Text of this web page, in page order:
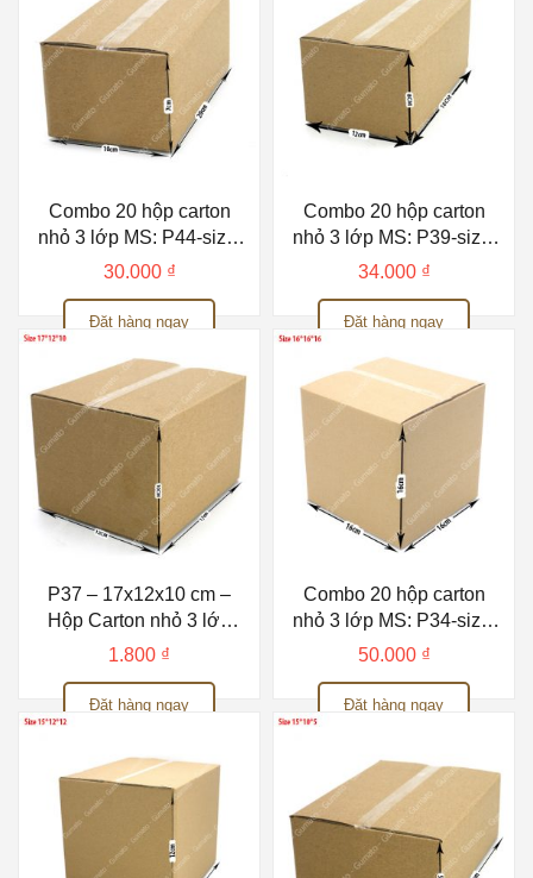
Combo 20 hộp carton
nhỏ 3 lớp MS: P44-size:
20x10x7 cm
30.000 ₫
Đặt hàng ngay
Combo 20 hộp carton
nhỏ 3 lớp MS: P39-size:
18x12x8 cm
34.000 ₫
Đặt hàng ngay
P37 – 17x12x10 cm –
Hộp Carton nhỏ 3 lớp
Gumato
1.800 ₫
Đặt hàng ngay
Combo 20 hộp carton
nhỏ 3 lớp MS: P34-size:
16x16x16 cm
50.000 ₫
Đặt hàng ngay